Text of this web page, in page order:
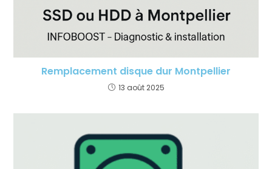
Remplacement disque dur Montpellier
13 août 2025